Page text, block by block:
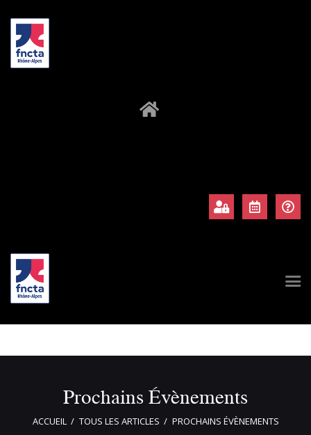
Prochains Évènements
ACCUEIL TOUS LES ARTICLES PROCHAINS ÉVÈNEMENTS